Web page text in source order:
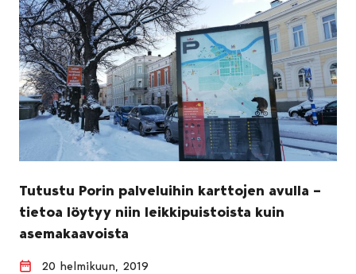
Tutustu Porin palveluihin karttojen avulla –
tietoa löytyy niin leikkipuistoista kuin
asemakaavoista
20 helmikuun, 2019